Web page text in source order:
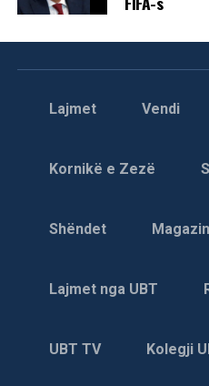
Lajmet Vendi
Kornikë e Zezë
Shëndet
Lajmet nga UBT
UBT TV Kolegji